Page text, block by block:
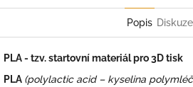
Popis Diskuze
PLA - tzv. startovní materiál pro 3D tisk
PLA (polylactic acid – kyselina